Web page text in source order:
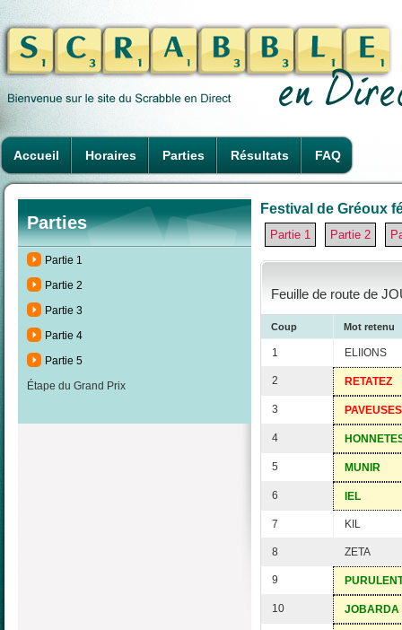
Accueil Horaires Parties Résultats FAQ
Parties
Partie 1
Partie 2
Partie 3
Partie 4
Partie 5
Étape du Grand Prix
Festival de Gréoux
Partie 1 Partie 2
Feuille de route de
Coup Mot retenu
1 ELIIONS
2 RETATEZ
3 PAVEUSES
4
5 MUNIR
6 IEL
7 KIL
8 ZETA
9
10 JOBARDA